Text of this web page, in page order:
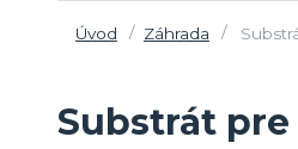
Úvod Záhrada
Substrát